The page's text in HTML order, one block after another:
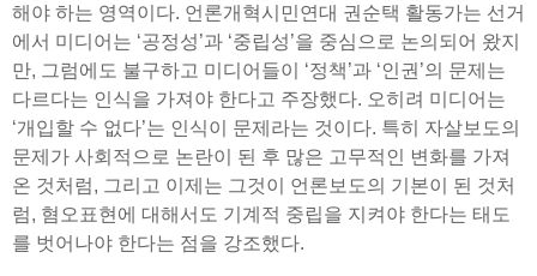
해야 하는 영역이다. 언론개혁시민연대 권순택 활동가는 선거
에서 미디어는 ‘공정성’과 ‘중립성’을 중심으로 논의되어 왔지
만, 그럼에도 불구하고 미디어들이 ‘정책’과 ‘인권’의 문제는
다르다는 인식을 가져야 한다고 주장했다. 오히려 미디어는
‘개입할 수 없다’는 인식이 문제라는 것이다. 특히 자살보도의
문제가 사회적으로 논란이 된 후 많은 고무적인 변화를 가져
온 것처럼, 그리고 이제는 그것이 언론보도의 기본이 된 것처
럼, 혐오표현에 대해서도 기계적 중립을 지켜야 한다는 태도
를 벗어나야 한다는 점을 강조했다.